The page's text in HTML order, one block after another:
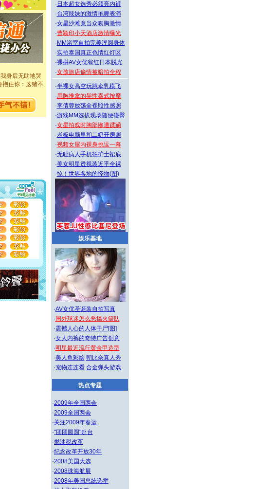
子里,愿幸福,
圣诞快乐!
；没有你我会
是我特长，吻
今世和你在一
三世和你不再分
身后无助地哭
住你：这猪不
每日尽显开心
听一曲轻歌，
年要快乐!天天
日子里,愿幸福,
圣诞快乐!
；没有你我会
你是我特长，吻
今世和你在一
三世和你不再分
身后无助地哭
抱住你：这猪不
每日尽显开心
！听一曲轻歌，
· 日本超女选秀必须亮内裤
·台湾辣妹的激情艳舞表演
·女星沙滩竟当众吻胸激情
·曹颖印小天酒店激情曝光
· MM浴室自拍完美浑圆身体
·实拍泰国真正色情红灯区
·裸拼AV女优翁红日本脱光
·女孩旅店偷情被暗拍全程
·半裸女高空玩跳伞乳横飞
·用胸推拿的异性泰式按摩
·李倩蓉放荡全裸照性感照
·游戏MM选拔现场随便碰臀
·女星拍戏时胸部惨遭蹂躏
·老板电脑里和二奶开房照
·视频女屋内裸身挑逗一幕
·无耻病人手机拍护士裙底
·美女明星透视装近乎全裸
·惊！世界各地的怪物(图)
娱乐基地
·AV女优圣诞装自拍写真
· 国外球迷怎么恶搞火箭队
·震撼人心的人体干尸[图]
·女人内裤的奇特广告创意
·明星最近流行黄金甲造型
·美人鱼彩绘 朝比奈真人秀
·宠物连连看 合金弹头游戏
热点专题
·2009年全国两会
·2009全国两会
·关注2009年春运
·"团团圆圆"赴台
·燃油税改革
·纪念改革开放30年
·2008美国大选
·2008珠海航展
·2008年美国总统选举